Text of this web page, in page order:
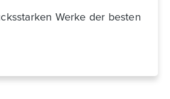
Werke der besten